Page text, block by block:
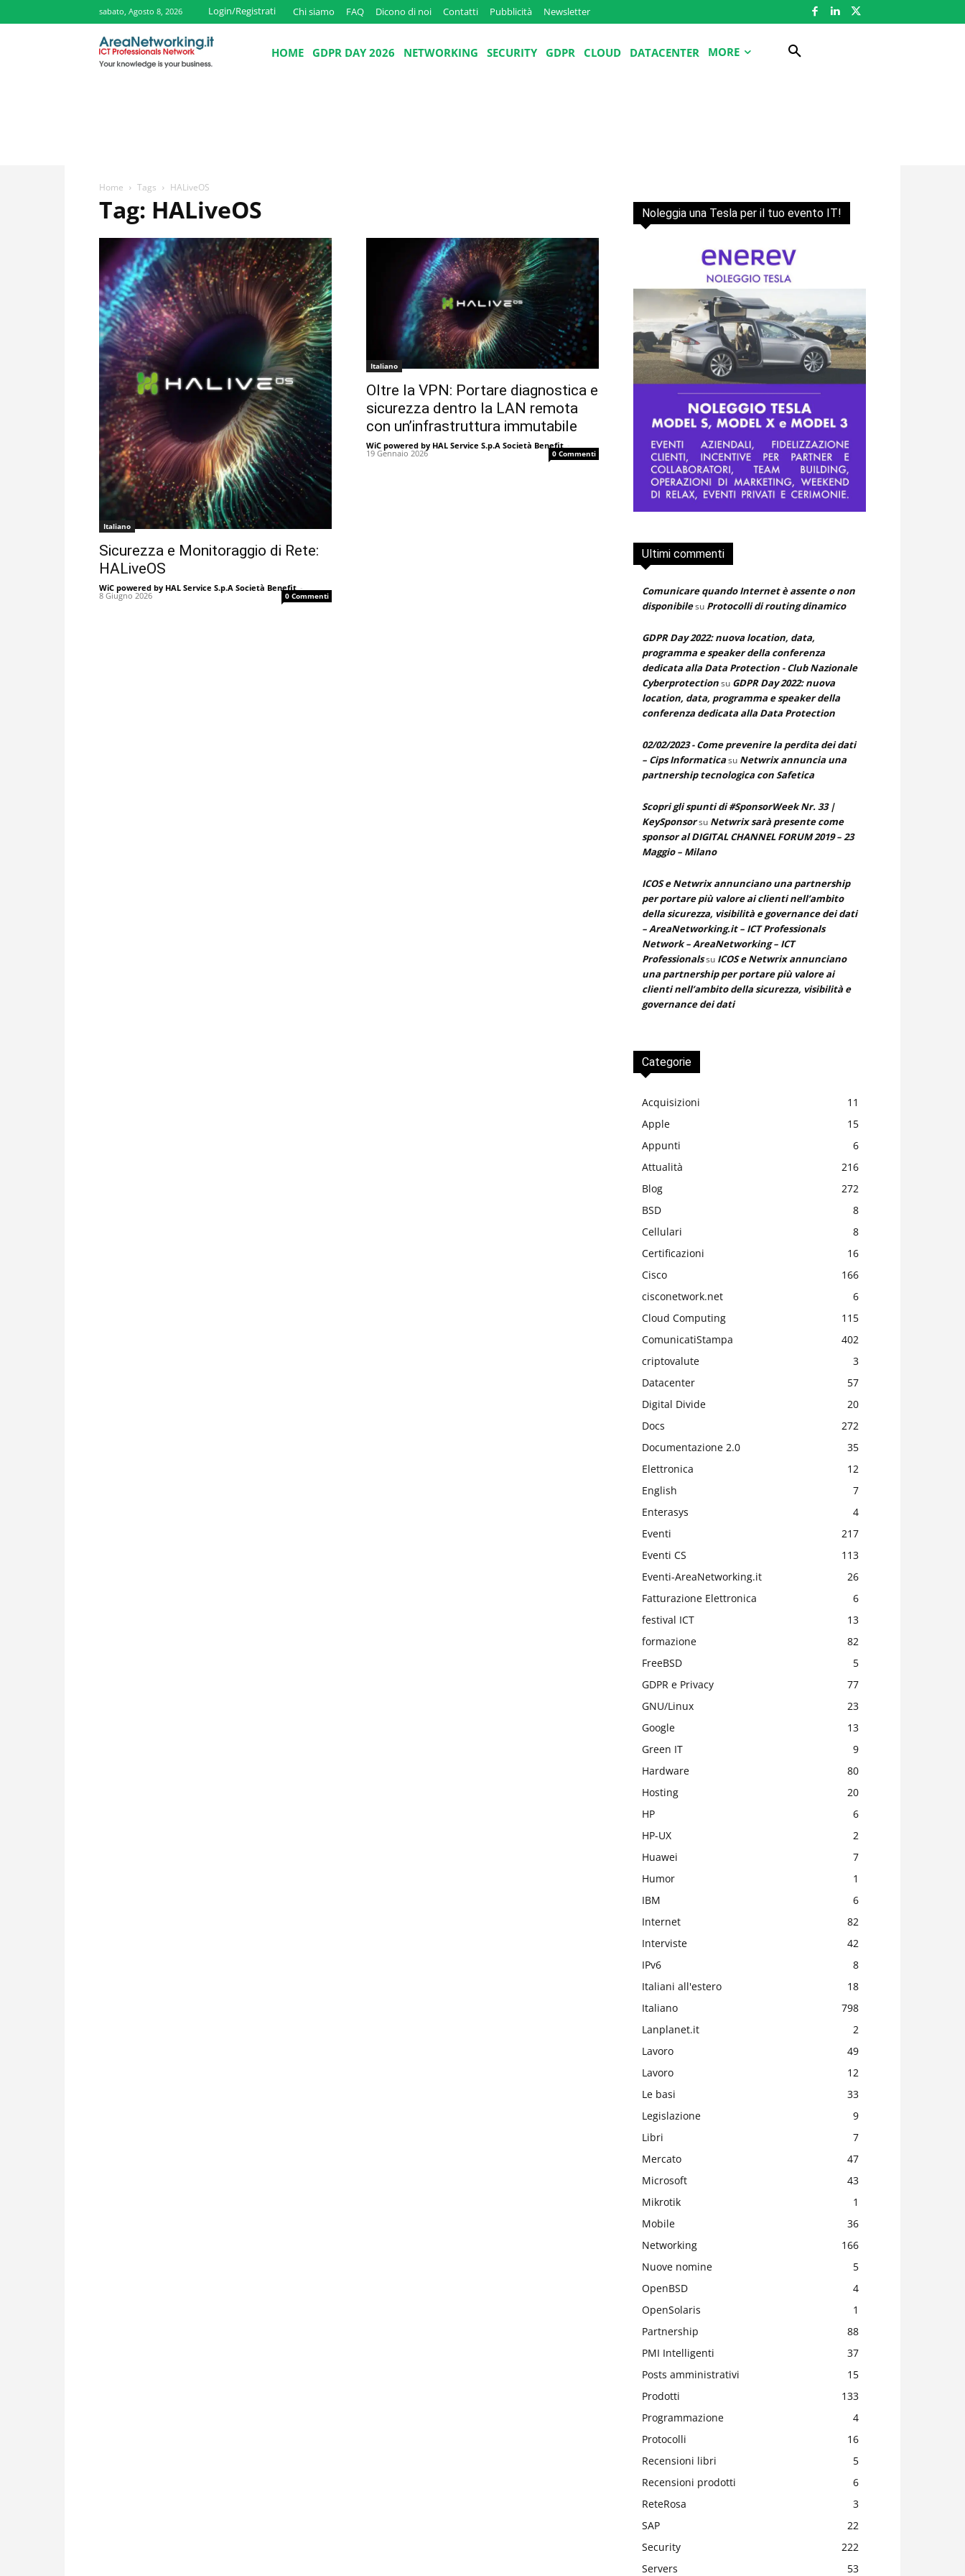
sabato, Agosto 8, 2026 Login/Registrati Chi siamo FAQ Dicono di noi Contatti Pubblicità Newsletter
HOME GDPR DAY 2026 NETWORKING SECURITY GDPR CLOUD DATACENTER MORE
Home Tags HALiveOS
Tag: HALiveOS
Italiano
Sicurezza e Monitoraggio di Rete:
HALiveOS
WiC powered by HAL Service S.p.A Società Benefit -
8 Giugno 2026 0 Commenti
Italiano
Oltre la VPN: Portare diagnostica e
sicurezza dentro la LAN remota
con un’infrastruttura immutabile
WiC powered by HAL Service S.p.A Società Benefit -
19 Gennaio 2026 0 Commenti
Noleggia una Tesla per il tuo evento IT!
Ultimi commenti
Comunicare quando Internet è assente o non
disponibilesu Protocolli di routing dinamico
GDPR Day 2022: nuova location, data,
programma e speaker della conferenza
dedicata alla Data Protection - Club Nazionale
Cyberprotectionsu GDPR Day 2022: nuova
location, data, programma e speaker della
conferenza dedicata alla Data Protection
02/02/2023 - Come prevenire la perdita dei dati
– Cips Informaticasu Netwrix annuncia una
partnership tecnologica con Safetica
Scopri gli spunti di #SponsorWeek Nr. 33 |
KeySponsorsu Netwrix sarà presente come
sponsor al DIGITAL CHANNEL FORUM 2019 – 23
Maggio – Milano
ICOS e Netwrix annunciano una partnership
per portare più valore ai clienti nell’ambito
della sicurezza, visibilità e governance dei dati
– AreaNetworking.it – ICT Professionals
Network – AreaNetworking – ICT
Professionalssu ICOS e Netwrix annunciano
una partnership per portare più valore ai
clienti nell’ambito della sicurezza, visibilità e
governance dei dati
Categorie
Acquisizioni
11
Apple
15
Appunti
6
Attualità
216
Blog
272
BSD
8
Cellulari
8
Certificazioni
16
Cisco
166
cisconetwork.net
6
Cloud Computing
115
ComunicatiStampa
402
criptovalute
3
Datacenter
57
Digital Divide
20
Docs
272
Documentazione 2.0
35
Elettronica
12
English
7
Enterasys
4
Eventi
217
Eventi CS
113
Eventi-AreaNetworking.it
26
Fatturazione Elettronica
6
festival ICT
13
formazione
82
FreeBSD
5
GDPR e Privacy
77
GNU/Linux
23
Google
13
Green IT
9
Hardware
80
Hosting
20
HP
6
HP-UX
2
Huawei
7
Humor
1
IBM
6
Internet
82
Interviste
42
IPv6
8
Italiani all'estero
18
Italiano
798
Lanplanet.it
2
Lavoro
49
Lavoro
12
Le basi
33
Legislazione
9
Libri
7
Mercato
47
Microsoft
43
Mikrotik
1
Mobile
36
Networking
166
Nuove nomine
5
OpenBSD
4
OpenSolaris
1
Partnership
88
PMI Intelligenti
37
Posts amministrativi
15
Prodotti
133
Programmazione
4
Protocolli
16
Recensioni libri
5
Recensioni prodotti
6
ReteRosa
3
SAP
22
Security
222
Servers
53